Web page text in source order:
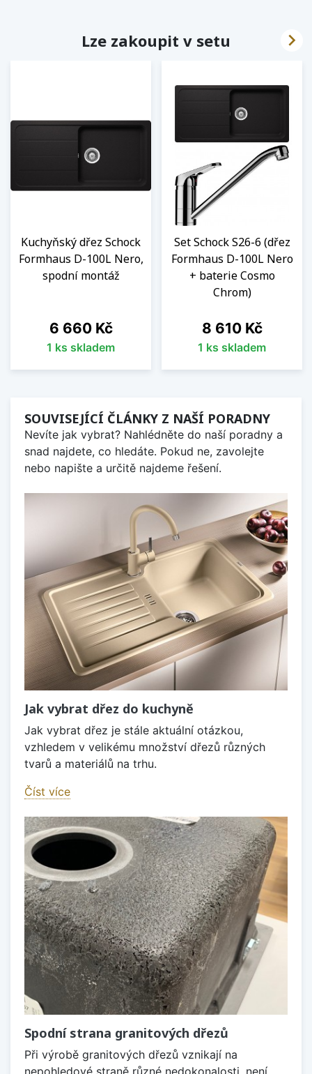
Lze zakoupit v setu
Kuchyňský dřez Schock
Formhaus D-100L Nero,
spodní montáž
Cena
6 660 Kč
1 ks skladem
Set Schock S26-6 (dřez
Formhaus D-100L Nero
+ baterie Cosmo
Chrom)
Cena
8 610 Kč
1 ks skladem

SOUVISEJÍCÍ ČLÁNKY Z NAŠÍ PORADNY
Nevíte jak vybrat? Nahlédněte do naší poradny a
snad najdete, co hledáte. Pokud ne, zavolejte
nebo napište a určitě najdeme řešení.
Jak vybrat dřez do kuchyně
Jak vybrat dřez je stále aktuální otázkou,
vzhledem v velikému množství dřezů různých
tvarů a materiálů na trhu.
Číst více
Spodní strana granitových dřezů
Při výrobě granitových dřezů vznikají na
nepohledové straně různé nedokonalosti, není